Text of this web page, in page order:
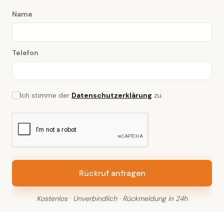
Name
Telefon
Ich stimme der Datenschutzerklärung zu.
Kostenlos · Unverbindlich · Rückmeldung in 24h